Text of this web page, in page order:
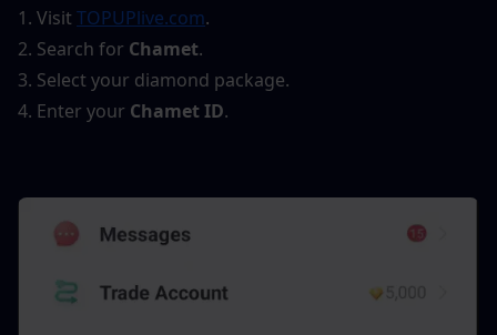
1. Visit TOPUPlive.com.
2. Search for Chamet.
3. Select your diamond package.
4. Enter your Chamet ID.